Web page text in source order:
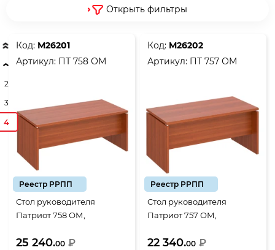
2
3
4
Открыть фильтры
Код: М26201
Артикул: ПТ 758 ОМ
Реестр РРПП
Стол руководителя
Патриот 758 ОМ,
орех
25 240.00 ₽
Код: М26202
Артикул: ПТ 757 ОМ
Реестр РРПП
Стол руководителя
Патриот 757 ОМ,
орех
22 340.00 ₽